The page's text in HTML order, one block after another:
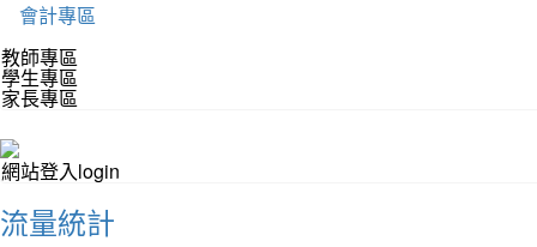
會計專區
教師專區
學生專區
家長專區
網站登入login
流量統計